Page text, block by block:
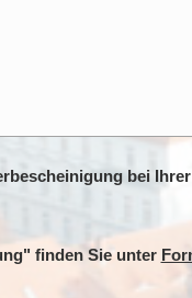
bei
finden Sie unter